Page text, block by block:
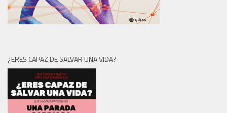
¿ERES CAPAZ DE SALVAR UNA VIDA?